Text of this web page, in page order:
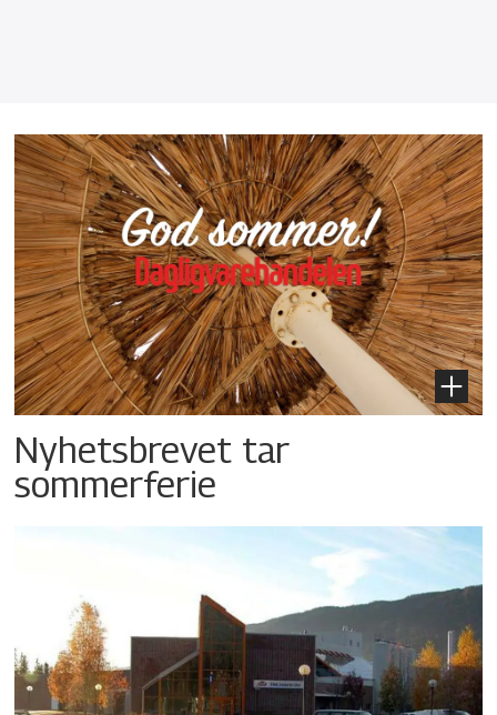
Nyhetsbrevet tar
sommerferie